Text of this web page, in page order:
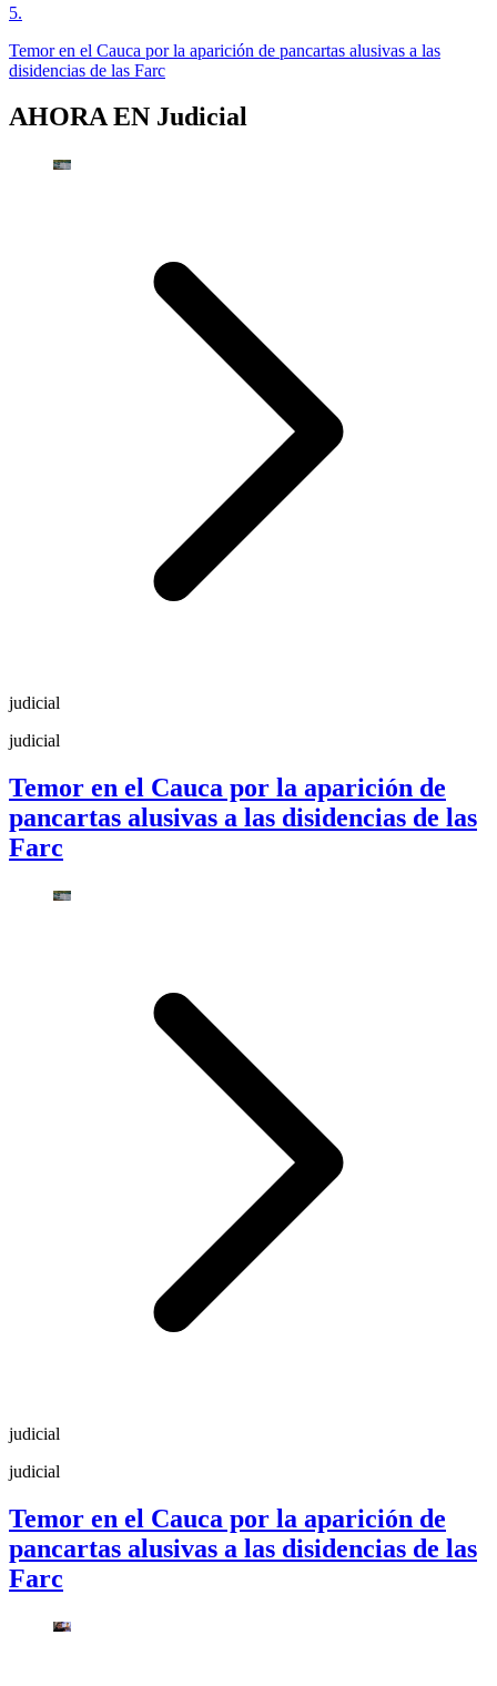
5.
Temor en el Cauca por la aparición de pancartas alusivas a las
disidencias de las Farc
AHORA EN Judicial
judicial
judicial
Temor en el Cauca por la aparición de
pancartas alusivas a las disidencias de las
Farc
judicial
judicial
Temor en el Cauca por la aparición de
pancartas alusivas a las disidencias de las
Farc